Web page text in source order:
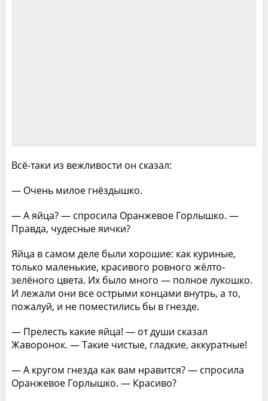
Всё-таки из вежливости он сказал:
— Очень милое гнёздышко.
— А яйца? — спросила Оранжевое Горлышко. —
Правда, чудесные яички?
Яйца в самом деле были хорошие: как куриные,
только маленькие, красивого ровного жёлто-
зелёного цвета. Их было много — полное лукошко.
И лежали они все острыми концами внутрь, а то,
пожалуй, и не поместились бы в гнезде.
— Прелесть какие яйца! — от души сказал
Жаворонок. — Такие чистые, гладкие, аккуратные!
— А кругом гнезда как вам нравится? — спросила
Оранжевое Горлышко. — Красиво?